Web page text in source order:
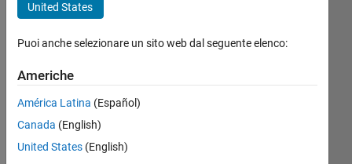
Last
giorni
Attivo
Followers:
United States
Puoi anche selezionare un sito web dal seguente elenco:
Americhe
América Latina (Español)
Canada (English)
United States (English)